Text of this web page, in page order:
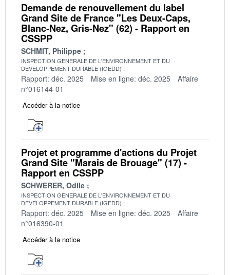
Demande de renouvellement du label
Grand Site de France "Les Deux-Caps,
Blanc-Nez, Gris-Nez" (62) - Rapport en
CSSPP
SCHMIT, Philippe
INSPECTION GENERALE DE L'ENVIRONNEMENT ET DU
DEVELOPPEMENT DURABLE (IGEDD)
Rapport: déc. 2025 Mise en ligne: déc. 2025
Affaire
n°016144-01
Accéder à la notice
Projet et programme d'actions du Projet
Grand Site "Marais de Brouage" (17) -
Rapport en CSSPP
SCHWERER, Odile
INSPECTION GENERALE DE L'ENVIRONNEMENT ET DU
DEVELOPPEMENT DURABLE (IGEDD)
Rapport: déc. 2025 Mise en ligne: déc. 2025
Affaire
n°016390-01
Accéder à la notice